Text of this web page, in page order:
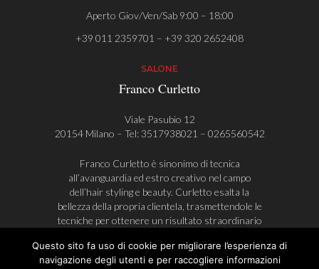
Aperto Giov/Ven/Sab 9:00 – 18:00
+39 011 2359701 – +39 320 2652408
SALONE
Franco Curletto
Viale Pasubio 12
20154 Milano – Tel:3517938021 – 0265560542
Franco Curletto è sinonimo di tecnica
all’avanguardia ed estro creativo nel campo
dell’hair styling e beauty. Curletto esalta la
bellezza della propria clientela, trasmettendole le
tecniche per ottenere un risultato straordinario
Questo sito fa uso di cookie per migliorare l’esperienza di
navigazione degli utenti e per raccogliere informazioni